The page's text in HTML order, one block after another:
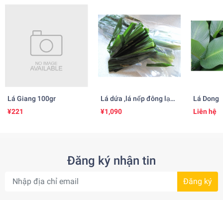
Lá Giang 100gr
¥221
Lá dứa ,lá nếp đông lạnh
500gr
¥1,090
Lá Dong
Liên hệ
Đăng ký nhận tin
Đăng ký